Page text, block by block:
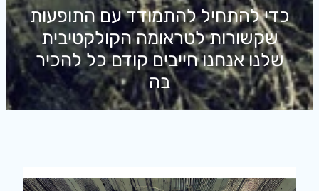
כדי להתחיל להתמודד עם התופעות
שקשורות לטראומה הקולקטיבית
שלנו אנחנו חייבים קודם כל להכיר
בה